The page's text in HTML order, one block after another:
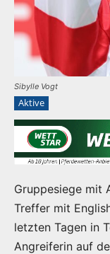
Sibylle Vogt
Aktive
Gruppesiege mit
Treffer mit
letzten Tagen in
Angreiferin auf